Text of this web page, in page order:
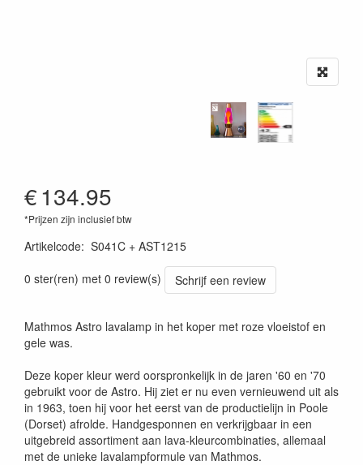
€134.95
*Prijzen zijn inclusief btw
Artikelcode: S041C + AST1215
0 ster(ren) met 0 review(s)
Schrijf een review
Mathmos Astro lavalamp in het koper met roze vloeistof en
gele was.
Deze koper kleur werd oorspronkelijk in de jaren '60 en '70
gebruikt voor de Astro. Hij ziet er nu even vernieuwend uit als
in 1963, toen hij voor het eerst van de productielijn in Poole
(Dorset) afrolde. Handgesponnen en verkrijgbaar in een
uitgebreid assortiment aan lava-kleurcombinaties, allemaal
met de unieke lavalampformule van Mathmos.